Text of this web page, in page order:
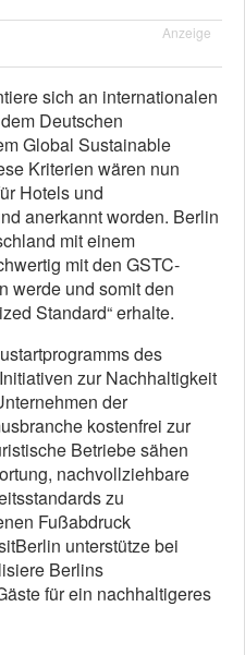
Anzeige
sich an internationalen
Deutschen
Global Sustainable
Kriterien wären nun
Hotels und
anerkannt worden. Berlin
mit einem
mit den GSTC-
werde und somit den
Standard“ erhalte.
des
zur Nachhaltigkeit
der
kostenfrei zur
Betriebe sähen
nachvollziehbare
zu
Fußabdruck
unterstütze bei
Berlins
für ein nachhaltigeres